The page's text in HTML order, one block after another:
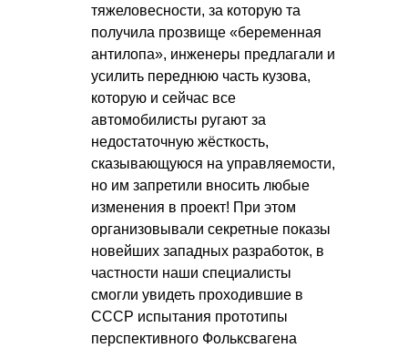
тяжеловесности, за которую та
получила прозвище «беременная
антилопа», инженеры предлагали и
усилить переднюю часть кузова,
которую и сейчас все
автомобилисты ругают за
недостаточную жёсткость,
сказывающуюся на управляемости,
но им запретили вносить любые
изменения в проект! При этом
организовывали секретные показы
новейших западных разработок, в
частности наши специалисты
смогли увидеть проходившие в
СССР испытания прототипы
перспективного Фольксвагена